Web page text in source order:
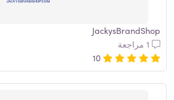
JackysBrandShop
10